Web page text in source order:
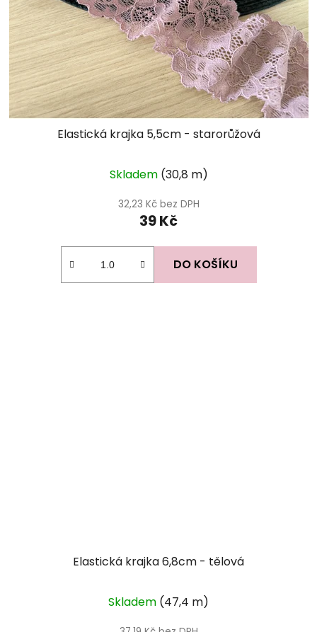
Elastická krajka 5,5cm - starorůžová
Skladem (30,8 m)
32,23 Kč bez DPH
39 Kč
DO KOŠÍKU
Elastická krajka 6,8cm - tělová
Skladem (47,4 m)